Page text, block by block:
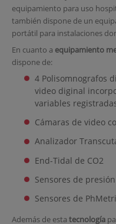
equipamiento para uso
también dispone de un
portátil para instalaciones
En cuanto a equipamiento
dispone de:
4 Polisomnografos
video diginal
variables
Cámaras de video
Analizador
End-Tidal de CO2
Sensores de
Sensores de
Además de esta tecnología